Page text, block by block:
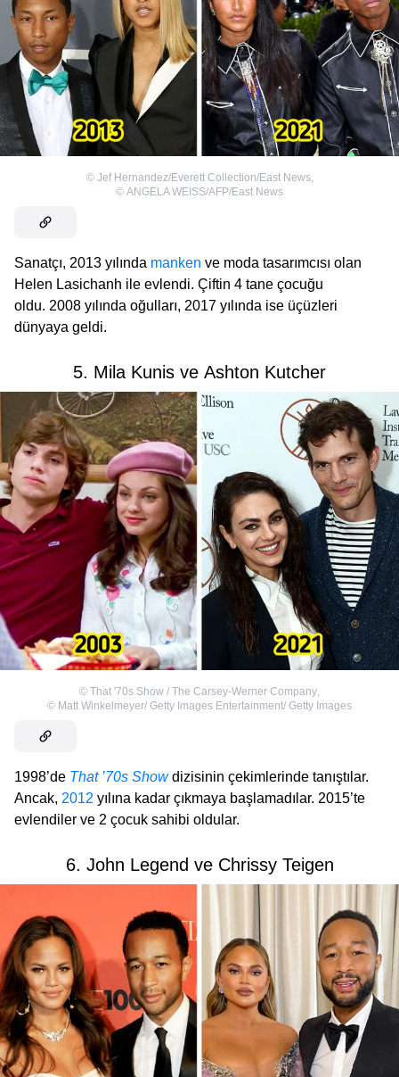
© Jef Hernandez/Everett Collection/East News,
© ANGELA WEISS/AFP/East News
Sanatçı, 2013 yılında manken ve moda tasarımcısı olan
Helen Lasichanh ile evlendi. Çiftin 4 tane çocuğu
oldu. 2008 yılında oğulları, 2017 yılında ise üçüzleri
dünyaya geldi.
5. Mila Kunis ve Ashton Kutcher
© That '70s Show / The Carsey-Werner Company
© Matt Winkelmeyer/ Getty Images Entertainment/ Getty Images
1998’de That ’70s Show dizisinin çekimlerinde tanıştılar.
Ancak, 2012 yılına kadar çıkmaya başlamadılar. 2015’te
evlendiler ve 2 çocuk sahibi oldular.
6. John Legend ve Chrissy Teigen